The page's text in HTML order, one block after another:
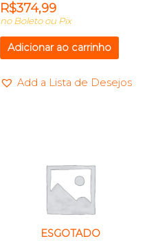
R$374,99
no Boleto ou Pix
Adicionar ao carrinho
Add a Lista de Desejos
ESGOTADO